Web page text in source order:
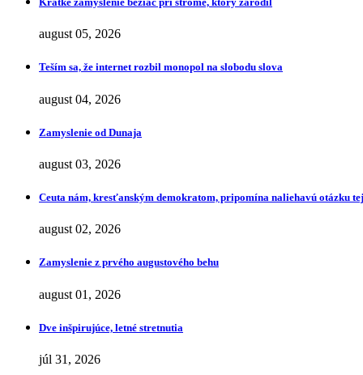
august 05, 2026
Teším sa, že internet rozbil monopol na slobodu slova
august 04, 2026
Zamyslenie od Dunaja
august 03, 2026
Ceuta nám, kresťanským demokratom, pripomína naliehavú otázku
august 02, 2026
Zamyslenie z prvého augustového behu
august 01, 2026
Dve inšpirujúce, letné stretnutia
júl 31, 2026